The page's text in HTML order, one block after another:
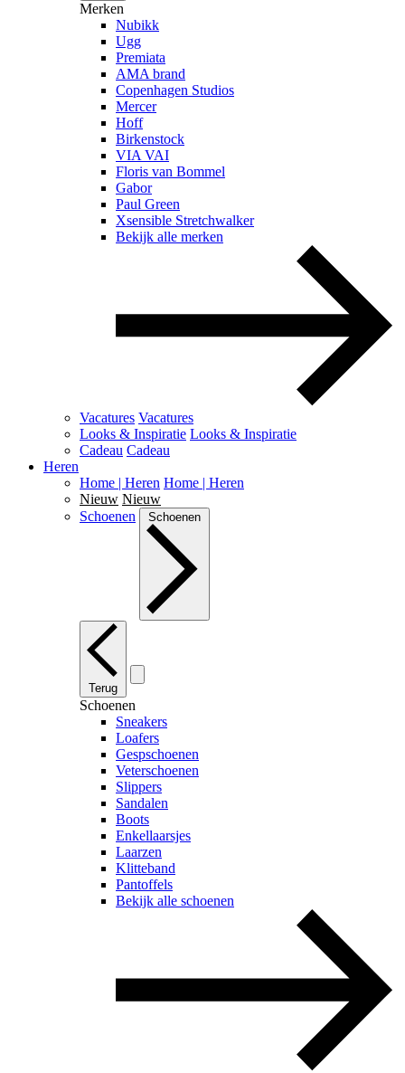
Merken
Nubikk
Ugg
Premiata
AMA brand
Copenhagen Studios
Mercer
Hoff
Birkenstock
VIA VAI
Floris van Bommel
Gabor
Paul Green
Xsensible Stretchwalker
Bekijk alle merken
Vacatures Vacatures
Looks & Inspiratie Looks & Inspiratie
Cadeau Cadeau
Heren
Home | Heren Home | Heren
Nieuw Nieuw
Schoenen
Schoenen
Terug
Schoenen
Sneakers
Loafers
Gespschoenen
Veterschoenen
Slippers
Sandalen
Boots
Enkellaarsjes
Laarzen
Klitteband
Pantoffels
Bekijk alle schoenen